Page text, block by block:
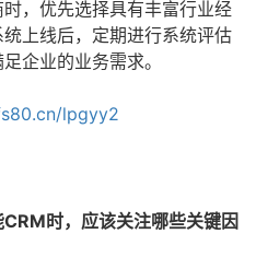
，优先选择具有丰富行业经
上线后，定期进行系统评估
企业的业务需求。
lpgyy2
时，应该关注哪些关键因